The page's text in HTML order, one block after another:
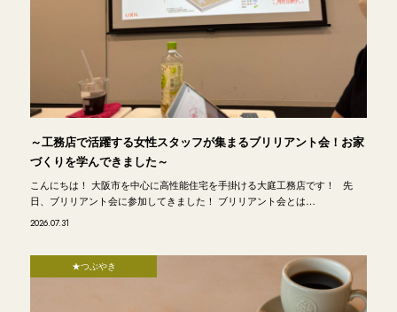
～工務店で活躍する女性スタッフが集まるブリリアント会！お家
づくりを学んできました～
こんにちは！ 大阪市を中心に高性能住宅を手掛ける大庭工務店です！ 先
日、ブリリアント会に参加してきました！ ブリリアント会とは…
2026.07.31
★つぶやき